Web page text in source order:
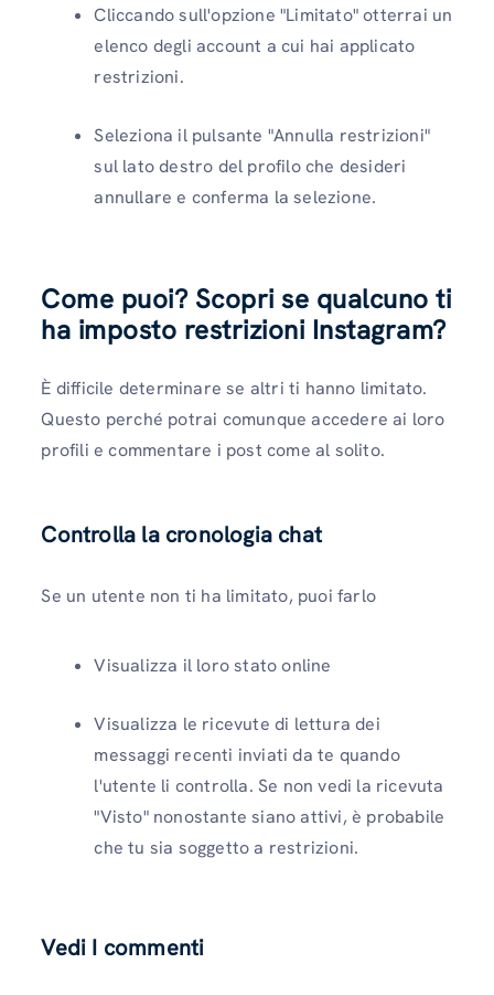
Cliccando sull'opzione "Limitato" otterrai un
elenco degli account a cui hai applicato
restrizioni.
Seleziona il pulsante "Annulla restrizioni"
sul lato destro del profilo che desideri
annullare e conferma la selezione.
Come puoi? Scopri se qualcuno ti
ha imposto restrizioni Instagram?
È difficile determinare se altri ti hanno limitato.
Questo perché potrai comunque accedere ai loro
profili e commentare i post come al solito.
Controlla la cronologia chat
Se un utente non ti ha limitato, puoi farlo
Visualizza il loro stato online
Visualizza le ricevute di lettura dei
messaggi recenti inviati da te quando
l'utente li controlla. Se non vedi la ricevuta
"Visto" nonostante siano attivi, è probabile
che tu sia soggetto a restrizioni.
Vedi I commenti